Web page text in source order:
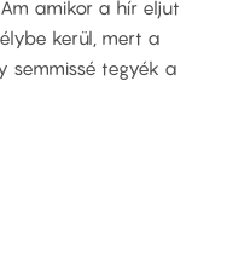
amikor a hír eljut
kerül, mert a
semmissé tegyék a